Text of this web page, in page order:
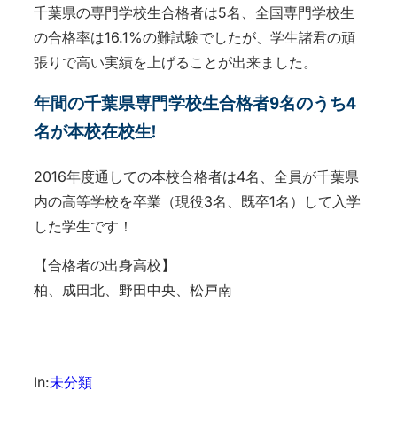
千葉県の専門学校生合格者は5名、全国専門学校生
の合格率は16.1%の難試験でしたが、学生諸君の頑
張りで高い実績を上げることが出来ました。
年間の千葉県専門学校生合格者9名のうち4
名が本校在校生!
2016年度通しての本校合格者は4名、全員が千葉県
内の高等学校を卒業（現役3名、既卒1名）して入学
した学生です！
【合格者の出身高校】
柏、成田北、野田中央、松戸南
In:未分類